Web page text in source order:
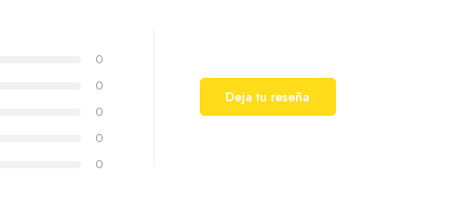
0
0
0
0
0
Deja tu reseña